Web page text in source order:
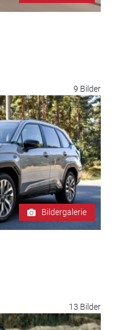
9 Bilder
Bildergalerie
13 Bilder